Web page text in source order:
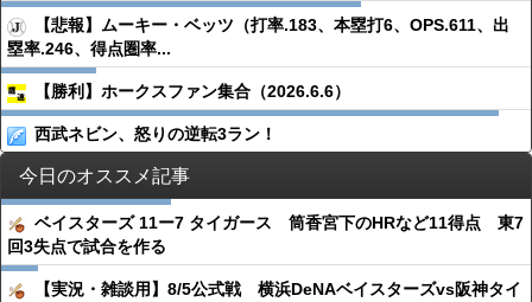
【悲報】ムーキー・ベッツ（打率.183、本塁打6、OPS.611、出
塁率.246、得点圏率...
【勝利】ホークスファン集合（2026.6.6）
西武ネビン、怒りの逆転3ラン！
今日のオススメ記事
ベイスターズ 11ー7 タイガース 筒香宮下のHRなど11得点 東7
回3失点で試合を作る
【実況・雑談用】8/5公式戦 横浜DeNAベイスターズvs阪神タイ